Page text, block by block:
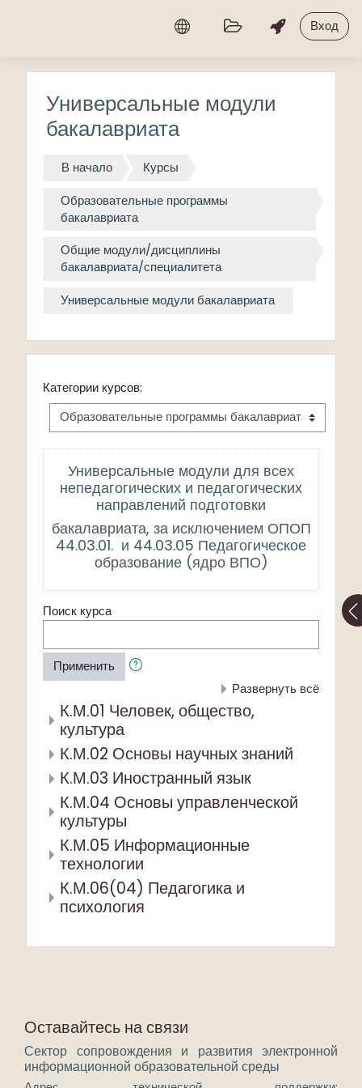
Вход
Универсальные модули
бакалавриата
В начало Курсы
Образовательные программы
бакалавриата
Общие модули/дисциплины
бакалавриата/специалитета
Универсальные модули бакалавриата
Категории курсов:
Универсальные модули для всех
непедагогических и педагогических
направлений подготовки
бакалавриата, за исключением ОПОП
44.03.01. и 44.03.05 Педагогическое
образование (ядро ВПО)
Поиск курса
Применить
Развернуть всё
К.М.01 Человек, общество,
культура
К.М.02 Основы научных знаний
К.М.03 Иностранный язык
К.М.04 Основы управленческой
культуры
К.М.05 Информационные
технологии
К.М.06(04) Педагогика и
психология
Оставайтесь на связи
Сектор сопровождения и развития электронной
информационной образовательной среды